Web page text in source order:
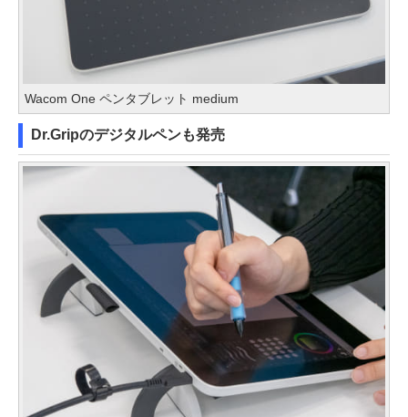
Wacom One ペンタブレット medium
Dr.Gripのデジタルペンも発売